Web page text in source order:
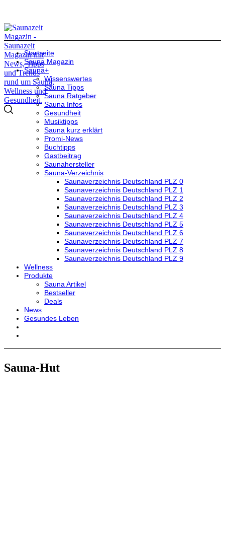
Startseite
Sauna Magazin
Sauna+
Wissenswertes
Sauna Tipps
Sauna Ratgeber
Sauna Infos
Gesundheit
Musiktipps
Sauna kurz erklärt
Promi-News
Buchtipps
Gastbeitrag
Saunahersteller
Sauna-Verzeichnis
Saunaverzeichnis Deutschland PLZ 0
Saunaverzeichnis Deutschland PLZ 1
Saunaverzeichnis Deutschland PLZ 2
Saunaverzeichnis Deutschland PLZ 3
Saunaverzeichnis Deutschland PLZ 4
Saunaverzeichnis Deutschland PLZ 5
Saunaverzeichnis Deutschland PLZ 6
Saunaverzeichnis Deutschland PLZ 7
Saunaverzeichnis Deutschland PLZ 8
Saunaverzeichnis Deutschland PLZ 9
Wellness
Produkte
Sauna Artikel
Bestseller
Deals
News
Gesundes Leben
Sauna-Hut